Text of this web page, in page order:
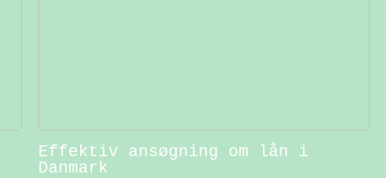
Effektiv ansøgning om lån i
Danmark